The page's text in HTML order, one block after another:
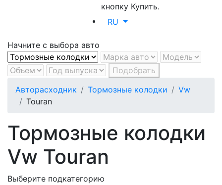
кнопку Купить.
RU
Начните с выбора авто
Подобрать
Авторасходник
Тормозные колодки
Vw
Touran
Тормозные колодки
Vw Touran
Выберите подкатегорию